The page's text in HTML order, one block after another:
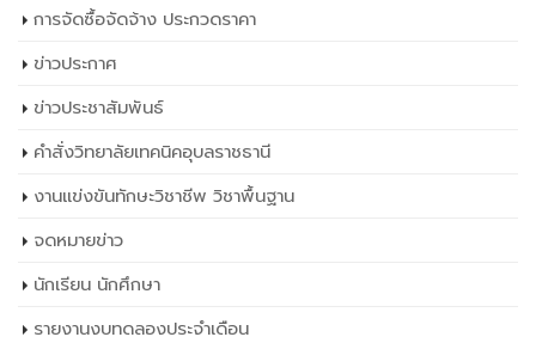
การจัดซื้อจัดจ้าง ประกวดราคา
ข่าวประกาศ
ข่าวประชาสัมพันธ์
คำสั่งวิทยาลัยเทคนิคอุบลราชธานี
งานแข่งขันทักษะวิชาชีพ วิชาพื้นฐาน
จดหมายข่าว
นักเรียน นักศึกษา
รายงานงบทดลองประจำเดือน